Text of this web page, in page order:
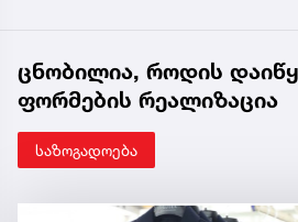
ცნობილია, როდის
ფორმების რეალიზაცია
საზოგადოება